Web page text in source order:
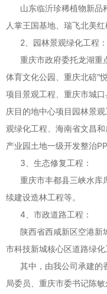
山东临沂珍稀植物新品
人掌王国基地、瑞飞北美红
2、园林景观绿化工程：
重庆市政府委托龙湖重
体育文化公园、重庆北碚“
项目景观工程、重庆市城
庆目的地中心项目园林景
观绿化工程、海南省文昌
产业园土地一级开发整治
3、生态修复工程：
重庆市丰都县三峡水库
续建设造林工程等。
4、市政道路工程：
陕西省西咸新区空港新
市科技新城核心区道路绿化
其中，由我公司承建的
局委员、重庆市委书记陈